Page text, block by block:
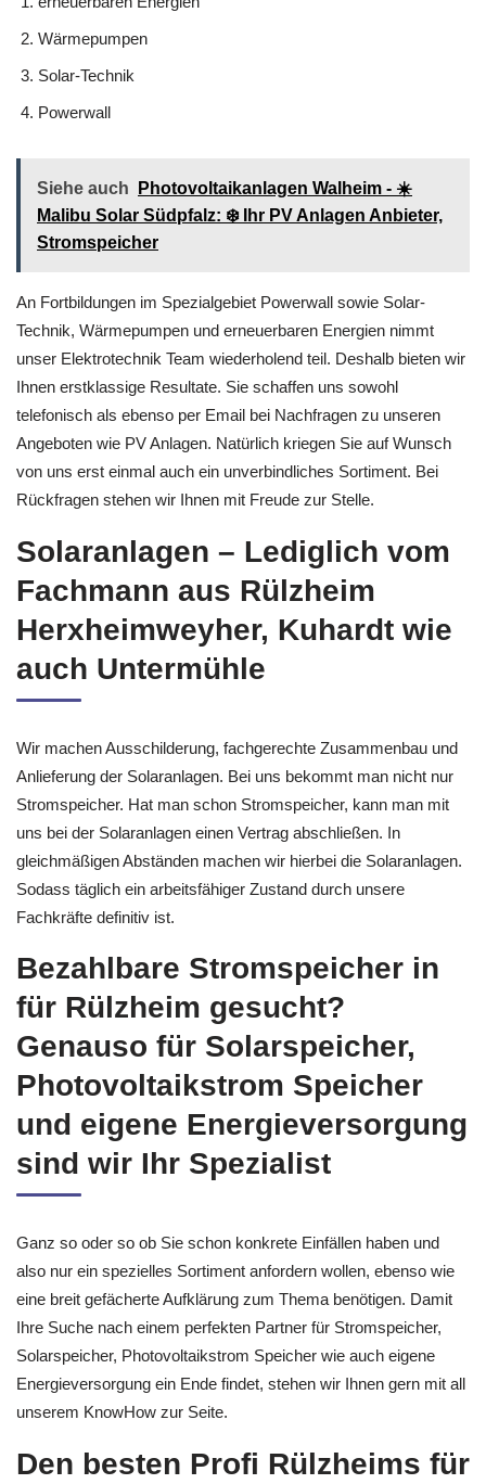
Wärmepumpen
Solar-Technik
Powerwall
Siehe auch
Photovoltaikanlagen Walheim - ☀️
Malibu Solar Südpfalz: ❄️ Ihr PV Anlagen Anbieter,
Stromspeicher
An Fortbildungen im Spezialgebiet Powerwall sowie Solar-
Technik, Wärmepumpen und erneuerbaren Energien nimmt
unser Elektrotechnik Team wiederholend teil. Deshalb bieten wir
Ihnen erstklassige Resultate. Sie schaffen uns sowohl
telefonisch als ebenso per Email bei Nachfragen zu unseren
Angeboten wie PV Anlagen. Natürlich kriegen Sie auf Wunsch
von uns erst einmal auch ein unverbindliches Sortiment. Bei
Rückfragen stehen wir Ihnen mit Freude zur Stelle.
Solaranlagen – Lediglich vom
Fachmann aus Rülzheim
Herxheimweyher, Kuhardt wie
auch Untermühle
Wir machen Ausschilderung, fachgerechte Zusammenbau und
Anlieferung der Solaranlagen. Bei uns bekommt man nicht nur
Stromspeicher. Hat man schon Stromspeicher, kann man mit
uns bei der Solaranlagen einen Vertrag abschließen. In
gleichmäßigen Abständen machen wir hierbei die Solaranlagen.
Sodass täglich ein arbeitsfähiger Zustand durch unsere
Fachkräfte definitiv ist.
Bezahlbare Stromspeicher in
für Rülzheim gesucht?
Genauso für Solarspeicher,
Photovoltaikstrom Speicher
und eigene Energieversorgung
sind wir Ihr Spezialist
Ganz so oder so ob Sie schon konkrete Einfällen haben und
also nur ein spezielles Sortiment anfordern wollen, ebenso wie
eine breit gefächerte Aufklärung zum Thema benötigen. Damit
Ihre Suche nach einem perfekten Partner für Stromspeicher,
Solarspeicher, Photovoltaikstrom Speicher wie auch eigene
Energieversorgung ein Ende findet, stehen wir Ihnen gern mit all
unserem KnowHow zur Seite.
Den besten Profi Rülzheims für